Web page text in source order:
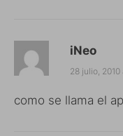
iNeo
28 julio, 2010
como se llama el